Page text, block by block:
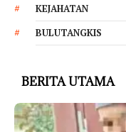
KEJAHATAN
BULUTANGKIS
BERITA UTAMA